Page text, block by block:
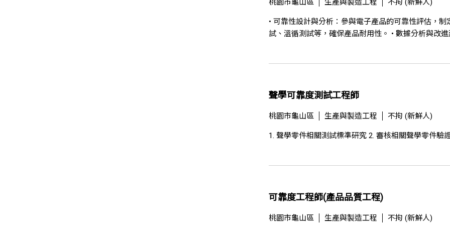
桃園市龜山區 生產與製造工程 不拘 (新鮮人)
• 可靠性設計與分析：參與電子產品的可靠性評估，
試、溫循測試等，確保產品耐用性。 • 數據分析與改
聲學可靠度測試工程師
桃園市龜山區 生產與製造工程 不拘 (新鮮人)
1. 聲學零件相關測試標準研究 2. 審核相關聲學零件
可靠度工程師(產品品質工程)
桃園市龜山區 生產與製造工程 不拘 (新鮮人)